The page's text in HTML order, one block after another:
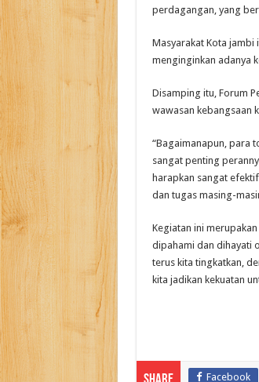
perdagangan, yang
Masyarakat Kota jambi
menginginkan adanya
Disamping itu, Forum
wawasan kebangsaan
“Bagaimanapun, para
sangat penting
harapkan sangat
dan tugas masing-
Kegiatan ini
dipahami dan dihayati
terus kita tingkatkan,
kita jadikan kekuatan
Facebook